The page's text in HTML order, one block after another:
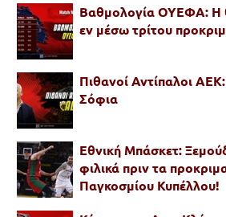
Βαθμολογία ΟΥΕΦΑ: Η
εν μέσω τρίτου
Πιθανοί Αντίπαλοι
Σόφια
Εθνική Μπάσκετ:
φιλικά πριν τα
Παγκοσμίου Κυπέλλου!